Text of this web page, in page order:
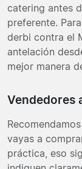
catering antes
preferente.
derbi contra el
antelación
mejor manera
Vendedores
vayas a
práctica, eso